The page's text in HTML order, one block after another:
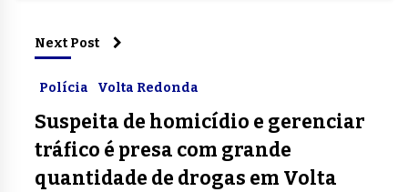
Next Post
Polícia Volta Redonda
Suspeita de homicídio e gerenciar
tráfico é presa com grande
quantidade de drogas em Volta